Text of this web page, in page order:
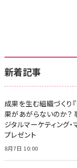
z
新着記事
成果を生む組織づくり
果があがらないのか？
ジタルマーケティング
プレゼント
8月7日 10:00